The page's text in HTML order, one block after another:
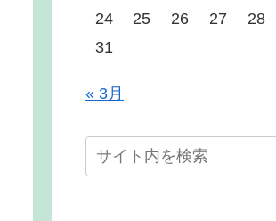
24
25 26 27 28
31
« 3月